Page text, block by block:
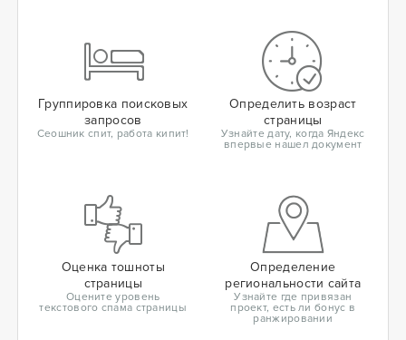
Группировка поисковых
запросов
Сеошник спит, работа кипит!
Определить возраст
страницы
Узнайте дату, когда Яндекс
впервые нашел документ
Оценка тошноты
страницы
Оцените уровень
текстового спама страницы
Определение
региональности сайта
Узнайте где привязан
проект, есть ли бонус в
ранжировании